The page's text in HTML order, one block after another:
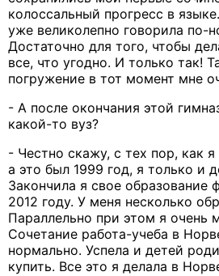
колоссальный прогресс в
уже великолепно говорила по-
Достаточно для того, чтобы
все, что угодно. И только так!
погружение в тот момент мне
- А после окончания этой
какой-то вуз?
- Честно скажу, с тех пор, как
а это был 1999 год, я только и
Закончила я свое образование
2012 году. У меня несколько
Параллельно при этом я очень
Сочетание работа-учеба в
нормально. Успела и детей
купить. Все это я делала в